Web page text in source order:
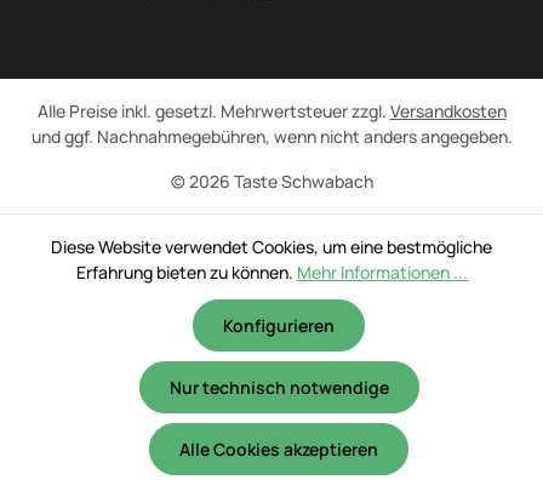
© 2026 Taste Schwabach
Alle Preise inkl. gesetzl. Mehrwertsteuer zzgl. Versandkosten
und ggf. Nachnahmegebühren, wenn nicht anders angegeben.
Diese Website verwendet Cookies, um eine bestmögliche
Erfahrung bieten zu können. Mehr Informationen ...
Nur technisch notwendige
Konfigurieren
Alle Cookies akzeptieren